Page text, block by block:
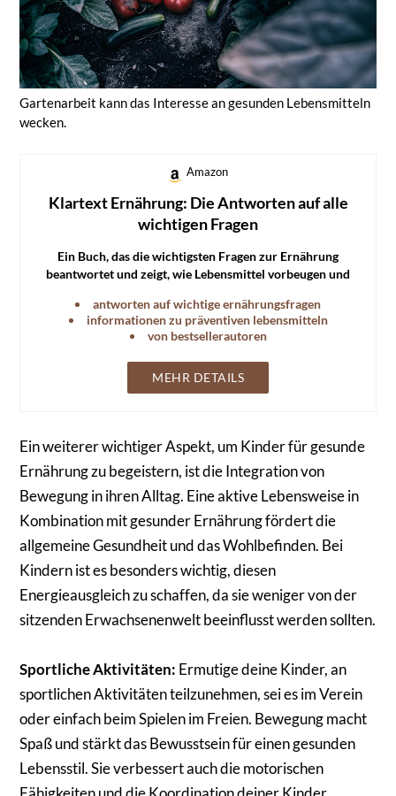
Gartenarbeit kann das Interesse an gesunden Lebensmitteln
wecken.
Amazon
Klartext Ernährung: Die Antworten auf alle
wichtigen Fragen
Ein Buch, das die wichtigsten Fragen zur Ernährung
beantwortet und zeigt, wie Lebensmittel vorbeugen und
antworten auf wichtige ernährungsfragen
informationen zu präventiven lebensmitteln
von bestsellerautoren
MEHR DETAILS
Ein weiterer wichtiger Aspekt, um Kinder für gesunde
Ernährung zu begeistern, ist die Integration von
Bewegung in ihren Alltag. Eine aktive Lebensweise in
Kombination mit gesunder Ernährung fördert die
allgemeine Gesundheit und das Wohlbefinden. Bei
Kindern ist es besonders wichtig, diesen
Energieausgleich zu schaffen, da sie weniger von der
sitzenden Erwachsenenwelt beeinflusst werden sollten.
Sportliche Aktivitäten: Ermutige deine Kinder, an
sportlichen Aktivitäten teilzunehmen, sei es im Verein
oder einfach beim Spielen im Freien. Bewegung macht
Spaß und stärkt das Bewusstsein für einen gesunden
Lebensstil. Sie verbessert auch die motorischen